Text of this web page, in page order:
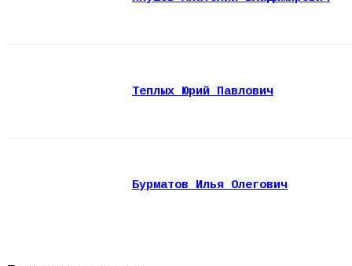
Теплых Юрий Павлович
Бурматов Илья Олегович